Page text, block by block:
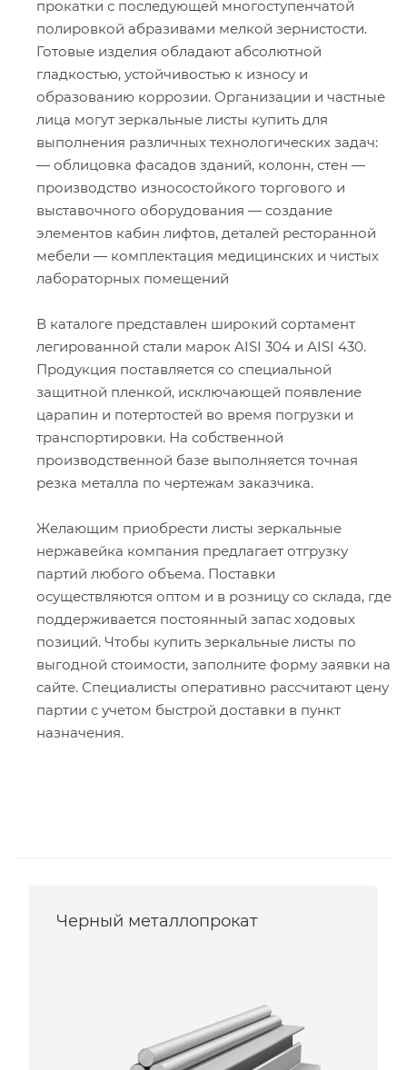
прокатки с последующей многоступенчатой
полировкой абразивами мелкой зернистости.
Готовые изделия обладают абсолютной
гладкостью, устойчивостью к износу и
образованию коррозии. Организации и частные
лица могут зеркальные листы купить для
выполнения различных технологических задач:
— облицовка фасадов зданий, колонн, стен —
производство износостойкого торгового и
выставочного оборудования — создание
элементов кабин лифтов, деталей ресторанной
мебели — комплектация медицинских и чистых
лабораторных помещений
В каталоге представлен широкий сортамент
легированной стали марок AISI 304 и AISI 430.
Продукция поставляется со специальной
защитной пленкой, исключающей появление
царапин и потертостей во время погрузки и
транспортировки. На собственной
производственной базе выполняется точная
резка металла по чертежам заказчика.
Желающим приобрести листы зеркальные
нержавейка компания предлагает отгрузку
партий любого объема. Поставки
осуществляются оптом и в розницу со склада, где
поддерживается постоянный запас ходовых
позиций. Чтобы купить зеркальные листы по
выгодной стоимости, заполните форму заявки на
сайте. Специалисты оперативно рассчитают цену
партии с учетом быстрой доставки в пункт
назначения.
Черный металлопрокат